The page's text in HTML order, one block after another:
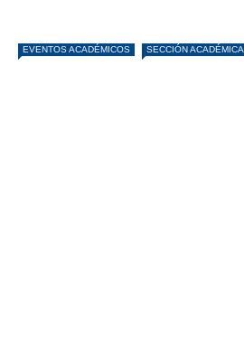
EVENTOS ACADÉMICOS SECCIÓN ACADÉMICA